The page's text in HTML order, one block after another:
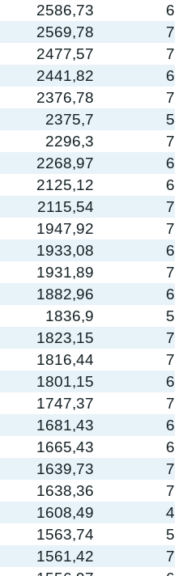
2586,73
6
2569,78
7
2477,57
7
2441,82
6
2376,78
7
2375,7
5
2296,3
7
2268,97
6
2125,12
6
2115,54
7
1947,92
7
1933,08
6
1931,89
7
1882,96
6
1836,9
5
1823,15
7
1816,44
7
1801,15
6
1747,37
7
1681,43
6
1665,43
6
1639,73
7
1638,36
7
1608,49
4
1563,74
5
1561,42
7